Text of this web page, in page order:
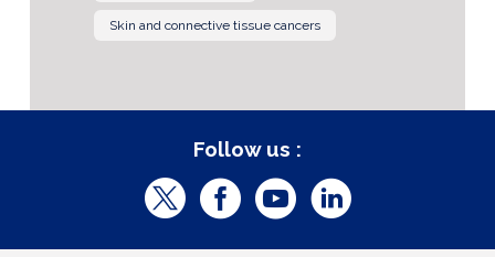
Skin and connective tissue cancers
Follow us :
T
F
Y
L